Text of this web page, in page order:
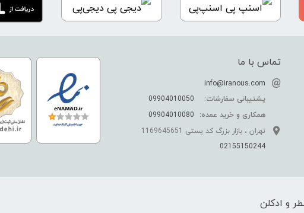
اسنپ‌پی دیجی‌پی
تماس با ما
info@iranous.com
پشتیبانی سفارشات:
09904010050
همکاری و خرید عمده:
09904010080
تهران ، بازار بزرگ کد پستی 1169645651
02155150244
و ادکلن